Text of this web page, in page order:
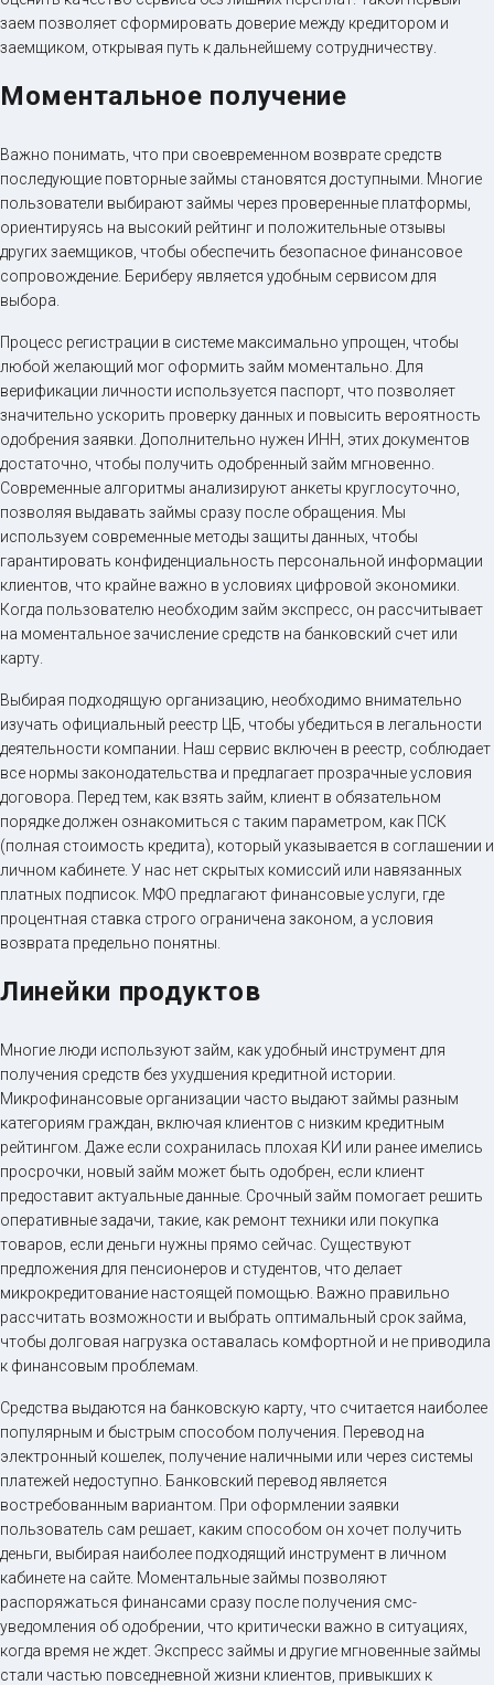
заем позволяет сформировать доверие между кредитором и
заемщиком, открывая путь к дальнейшему сотрудничеству.
Моментальное получение
Важно понимать, что при своевременном возврате средств
последующие повторные займы становятся доступными. Многие
пользователи выбирают займы через проверенные платформы,
ориентируясь на высокий рейтинг и положительные отзывы
других заемщиков, чтобы обеспечить безопасное финансовое
сопровождение. Бериберу является удобным сервисом для
выбора.
Процесс регистрации в системе максимально упрощен, чтобы
любой желающий мог оформить займ моментально. Для
верификации личности используется паспорт, что позволяет
значительно ускорить проверку данных и повысить вероятность
одобрения заявки. Дополнительно нужен ИНН, этих документов
достаточно, чтобы получить одобренный займ мгновенно.
Современные алгоритмы анализируют анкеты круглосуточно,
позволяя выдавать займы сразу после обращения. Мы
используем современные методы защиты данных, чтобы
гарантировать конфиденциальность персональной информации
клиентов, что крайне важно в условиях цифровой экономики.
Когда пользователю необходим займ экспресс, он рассчитывает
на моментальное зачисление средств на банковский счет или
карту.
Выбирая подходящую организацию, необходимо внимательно
изучать официальный реестр ЦБ, чтобы убедиться в легальности
деятельности компании. Наш сервис включен в реестр, соблюдает
все нормы законодательства и предлагает прозрачные условия
договора. Перед тем, как взять займ, клиент в обязательном
порядке должен ознакомиться с таким параметром, как ПСК
(полная стоимость кредита), который указывается в соглашении и
личном кабинете. У нас нет скрытых комиссий или навязанных
платных подписок. МФО предлагают финансовые услуги, где
процентная ставка строго ограничена законом, а условия
возврата предельно понятны.
Линейки продуктов
Многие люди используют займ, как удобный инструмент для
получения средств без ухудшения кредитной истории.
Микрофинансовые организации часто выдают займы разным
категориям граждан, включая клиентов с низким кредитным
рейтингом. Даже если сохранилась плохая КИ или ранее имелись
просрочки, новый займ может быть одобрен, если клиент
предоставит актуальные данные. Срочный займ помогает решить
оперативные задачи, такие, как ремонт техники или покупка
товаров, если деньги нужны прямо сейчас. Существуют
предложения для пенсионеров и студентов, что делает
микрокредитование настоящей помощью. Важно правильно
рассчитать возможности и выбрать оптимальный срок займа,
чтобы долговая нагрузка оставалась комфортной и не приводила
к финансовым проблемам.
Средства выдаются на банковскую карту, что считается наиболее
популярным и быстрым способом получения. Перевод на
электронный кошелек, получение наличными или через системы
платежей недоступно. Банковский перевод является
востребованным вариантом. При оформлении заявки
пользователь сам решает, каким способом он хочет получить
деньги, выбирая наиболее подходящий инструмент в личном
кабинете на сайте. Моментальные займы позволяют
распоряжаться финансами сразу после получения смс-
уведомления об одобрении, что критически важно в ситуациях,
когда время не ждет. Экспресс займы и другие мгновенные займы
стали частью повседневной жизни клиентов, привыкших к